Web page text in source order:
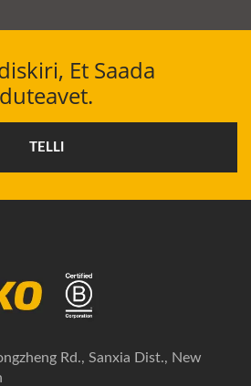
Et Saada
TELLI
Rd., Sanxia Dist., New